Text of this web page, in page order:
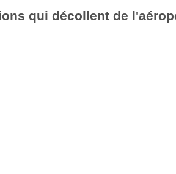
qui décollent de